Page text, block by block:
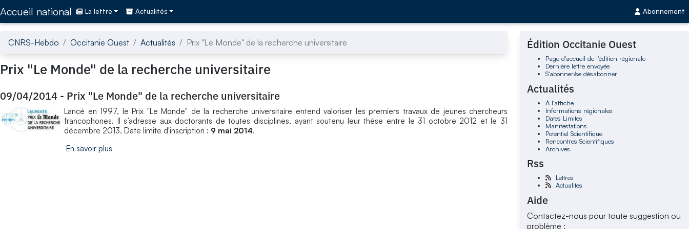
Accueil national La lettre Actualités Abonnement
CNRS-Hebdo Occitanie Ouest Actualités Prix "Le Monde" de la recherche universitaire
Prix "Le Monde" de la recherche universitaire
09/04/2014 - Prix "Le Monde" de la recherche universitaire
Lancé en 1997, le Prix "Le Monde" de la recherche universitaire entend valoriser les premiers travaux de jeunes chercheurs
francophones. Il s’adresse aux doctorants de toutes disciplines, ayant soutenu leur thèse entre le 31 octobre 2012 et le 31
décembre 2013. Date limite d'inscription : 9 mai 2014.
En savoir plus
Édition Occitanie Ouest
Page d'accueil de l'édition régionale
Dernière lettre envoyée
S'abonner/se désabonner
Actualités
À l'affiche
Informations régionales
Dates Limites
Manifestations
Potentiel Scientifique
Rencontres Scientifiques
Archives
Rss
Lettres
Actualités
Aide
Contactez-nous pour toute suggestion ou
problème :